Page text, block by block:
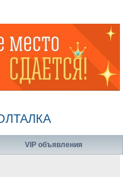
VIP объявления